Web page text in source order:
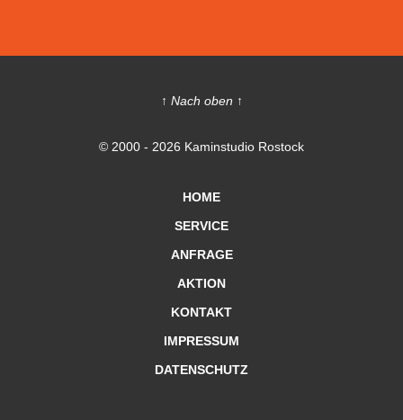
↑ Nach oben ↑
© 2000 - 2026 Kaminstudio Rostock
HOME
SERVICE
ANFRAGE
AKTION
KONTAKT
IMPRESSUM
DATENSCHUTZ